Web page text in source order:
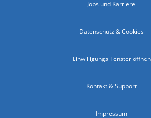
Jobs und Karriere
Datenschutz & Cookies
Einwilligungs-Fenster öffnen
Kontakt & Support
Impressum